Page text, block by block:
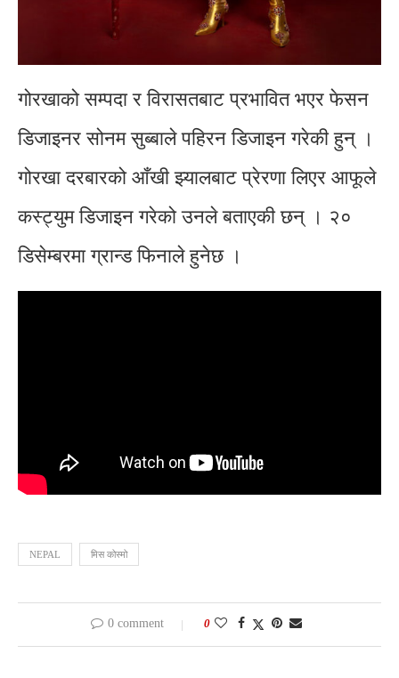
गोरखाको सम्पदा र विरासतबाट प्रभावित भएर फेसन
डिजाइनर सोनम सुब्बाले पहिरन डिजाइन गरेकी हुन् ।
गोरखा दरबारको आँखी झ्यालबाट प्रेरणा लिएर आफूले
कस्ट्युम डिजाइन गरेको उनले बताएकी छन् । २०
डिसेम्बरमा ग्रान्ड फिनाले हुनेछ ।
NEPAL मिस कोस्मो
0 comment 0